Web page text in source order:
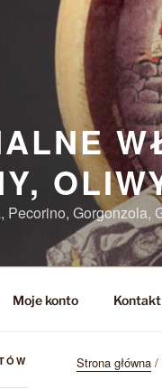
Pecorino, Gorgonzola,
Moje konto Kontakt
Strona główna /